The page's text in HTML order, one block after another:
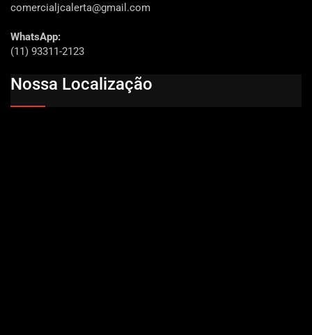
comercialjcalerta@gmail.com
WhatsApp:
(11) 93311-2123
Nossa Localização